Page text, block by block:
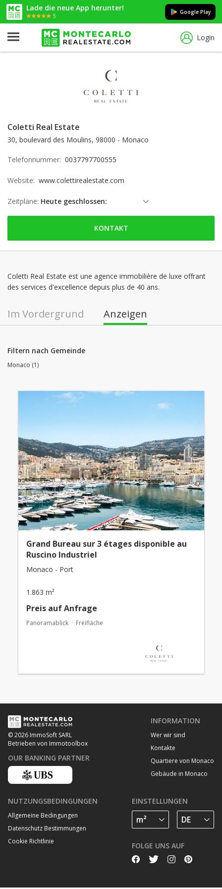
Lade die neue App herunter!
5
Google Play
Login
Coletti Real Estate
30, boulevard des Moulins, 98000 - Monaco
Telefonnummer: 0037797700555
Website: www.colettirealestate.com
Zeitpläne: Heute geschlossen:
Sonntag: geschlossen
Montag: 09:00 - 18:00
Donnerstag: 09:00 - 18:00
Freitag: 09:00 - 18:00
KONTAKT
Coletti Real Estate est une agence immobilière de luxe offrant
des services d'excellence depuis plus de 40 ans.
Im Vordergrund Anzeigen
Filtern nach Gemeinde
Monaco (1)
Grand Bureau sur 3 étages disponible au
Ruscino Industriel
Monaco - Port
1.863 m²
Preis auf Anfrage
Panoramablick Freifläche
© 2026 ImmoSoft SARL
Betrieben von Immotoolbox
OUR BANKING PARTNER
INFORMATION
Wer wir sind
Kontakte
Quartiere von Monaco
Gebäude in Monaco
NUTZUNGSBEDINGUNGEN
Allgemeine Bedingungen
Datenschutz Bestimmungen
Cookie Richtlinie
EINSTELLUNGEN
FOLGE UNS AUF